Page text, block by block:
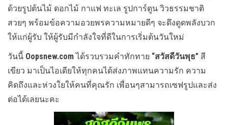
ด้วยรูปต้นไม้ ดอกไม้ กาแฟ ทะเล รูปการ์ตูน วิวธรรมชาติ
สวยๆ พร้อมข้อความอวยพรความหมายดีๆ จะดึงดูดพลังบวก
ให้แก่ผู้รับ ให้ผู้รับมีกำลังใจที่ดีในการเริ่มต้นวันใหม่
วันนี้ Oopsnew.comได้รวบรวมคำทักทาย “สวัสดีวันพุธ” สี
เขียว มาเป็นไอเดียให้ทุกคนได้ส่งภาพแทนความรัก ความ
คิดถึงและห่วงใยให้คนที่คุณรัก เพื่อนๆสามารถเซฟรูปและส่ง
ต่อได้เลยนะคะ